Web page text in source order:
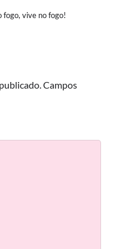
fogo, vive no fogo!
Campos